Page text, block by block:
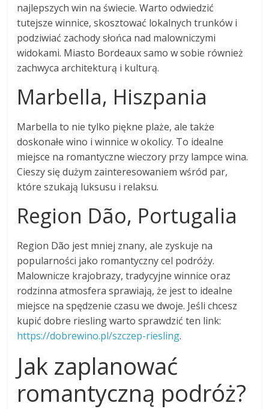
najlepszych win na świecie. Warto odwiedzić
tutejsze winnice, skosztować lokalnych trunków i
podziwiać zachody słońca nad malowniczymi
widokami. Miasto Bordeaux samo w sobie również
zachwyca architekturą i kulturą.
Marbella, Hiszpania
Marbella to nie tylko piękne plaże, ale także
doskonałe wino i winnice w okolicy. To idealne
miejsce na romantyczne wieczory przy lampce wina.
Cieszy się dużym zainteresowaniem wśród par,
które szukają luksusu i relaksu.
Region Dão, Portugalia
Region Dão jest mniej znany, ale zyskuje na
popularności jako romantyczny cel podróży.
Malownicze krajobrazy, tradycyjne winnice oraz
rodzinna atmosfera sprawiają, że jest to idealne
miejsce na spędzenie czasu we dwoje. Jeśli chcesz
kupić dobre riesling warto sprawdzić ten link:
https://dobrewino.pl/szczep-riesling.
Jak zaplanować
romantyczną podróż?